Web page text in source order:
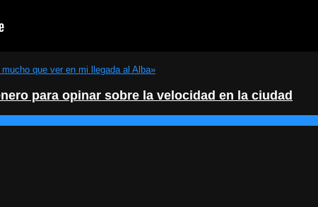
para opinar sobre la velocidad en la ciudad